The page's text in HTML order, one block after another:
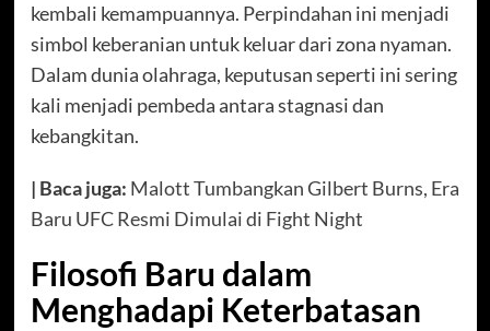
kembali kemampuannya. Perpindahan ini menjadi
simbol keberanian untuk keluar dari zona nyaman.
Dalam dunia olahraga, keputusan seperti ini sering
kali menjadi pembeda antara stagnasi dan
kebangkitan.
| Baca juga: Malott Tumbangkan Gilbert Burns, Era
Baru UFC Resmi Dimulai di Fight Night
Filosofi Baru dalam
Menghadapi Keterbatasan